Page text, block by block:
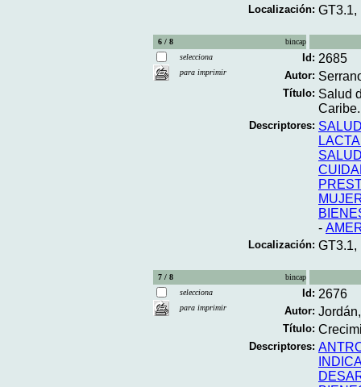
Localización: GT3.1,
6 / 8
bincap
selecciona
para imprimir
Id: 2685
Autor:
Título: Salud
Caribe.
Descriptores:
-
Localización: GT3.1,
7 / 8
bincap
selecciona
para imprimir
Id: 2676
Autor:
Título:
Descriptores: